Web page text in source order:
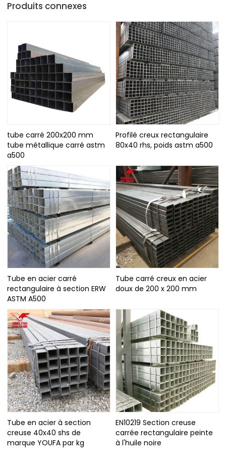
Produits connexes
tube carré 200x200 mm
tube métallique carré astm
a500
Profilé creux rectangulaire
80x40 rhs, poids astm a500
Tube en acier carré
rectangulaire à section ERW
ASTM A500
Tube carré creux en acier
doux de 200 x 200 mm
Tube en acier à section
creuse 40x40 shs de
marque YOUFA par kg
EN10219 Section creuse
carrée rectangulaire peinte
à l'huile noire